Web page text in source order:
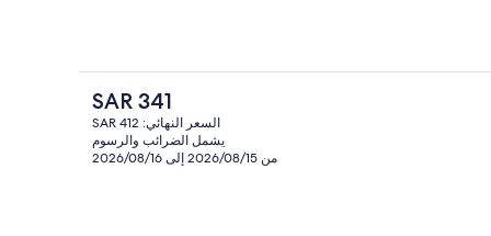
الردهة
السعر
الحالي
هو
SAR
SAR 341
السعر النهائي: SAR 412
يشمل الضرائب والرسوم
من 2026/08/15 إلى 2026/08/16